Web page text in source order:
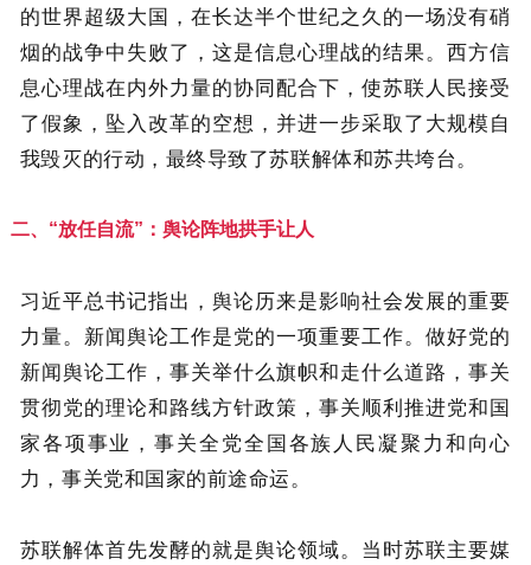
的世界超级大国，在长达半个世纪之久的一场没有硝
烟的战争中失败了，这是信息心理战的结果。西方信
息心理战在内外力量的协同配合下，使苏联人民接受
了假象，坠入改革的空想，并进一步采取了大规模自
我毁灭的行动，最终导致了苏联解体和苏共垮台。
二、“放任自流”：舆论阵地拱手让人
习近平总书记指出，舆论历来是影响社会发展的重要
力量。新闻舆论工作是党的一项重要工作。做好党的
新闻舆论工作，事关举什么旗帜和走什么道路，事关
贯彻党的理论和路线方针政策，事关顺利推进党和国
家各项事业，事关全党全国各族人民凝聚力和向心
力，事关党和国家的前途命运。
苏联解体首先发酵的就是舆论领域。当时苏联主要媒